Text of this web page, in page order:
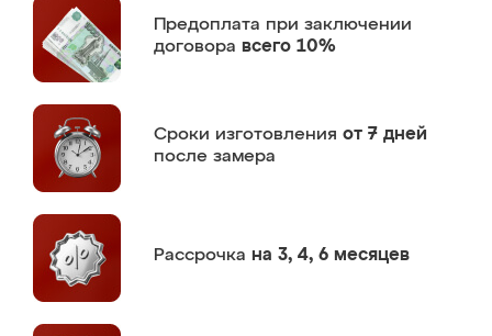
Предоплата при заключении
договора всего 10%
Сроки изготовления от 7 дней
после замера
Рассрочка на 3, 4, 6 месяцев